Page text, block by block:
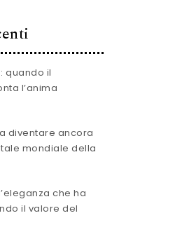
quando il
l’anima
diventare ancora
mondiale della
che ha
il valore del